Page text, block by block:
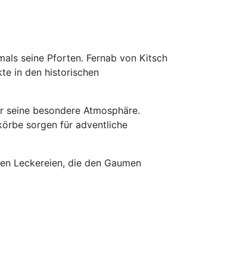
seine Pforten. Fernab von Kitsch
in den historischen
besondere Atmosphäre.
sorgen für adventliche
Leckereien, die den Gaumen